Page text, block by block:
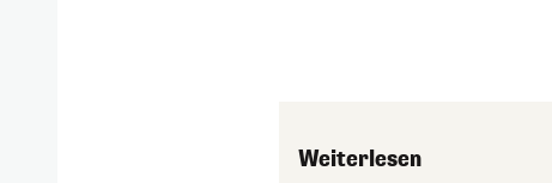
Weiterlesen